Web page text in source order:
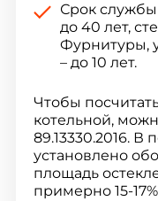
Срок
до 40 лет,
Фурнитуры,
– до 10 лет.
Чтобы
котельной,
89.13330.2016.
установлено
площадь
примерно 15-